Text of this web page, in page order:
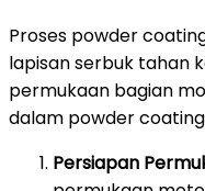
Proses powder
lapisan serbuk tahan
permukaan bagian
dalam powder
Persiapan